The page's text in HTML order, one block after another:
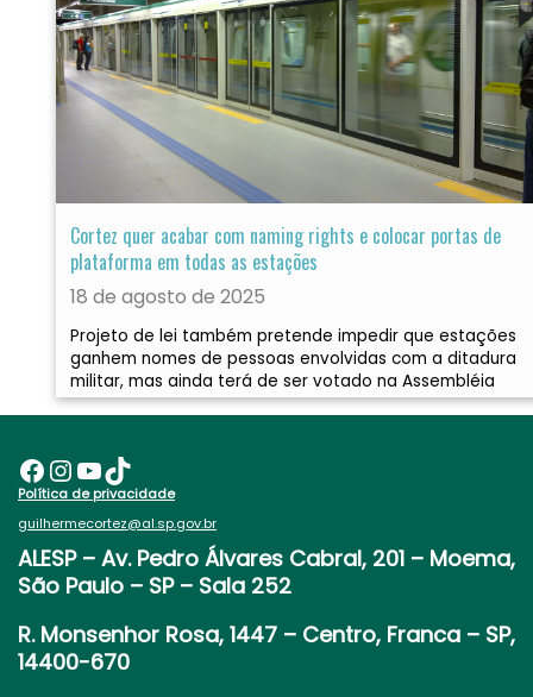
Cortez quer acabar com naming rights e colocar portas de
plataforma em todas as estações
18 de agosto de 2025
Projeto de lei também pretende impedir que estações
ganhem nomes de pessoas envolvidas com a ditadura
militar, mas ainda terá de ser votado na Assembléia
Facebook InstagramYoutube TikTok
Política de privacidade
guilhermecortez@al.sp.gov.br
ALESP – Av. Pedro Álvares Cabral, 201 – Moema,
São Paulo – SP – Sala 252
R. Monsenhor Rosa, 1447 – Centro, Franca – SP,
14400-670